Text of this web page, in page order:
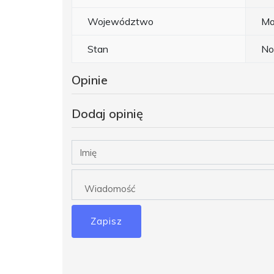
Województwo
Stan
Opinie
Dodaj opinię
Zapisz